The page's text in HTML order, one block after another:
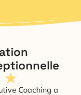
★
Coaching a